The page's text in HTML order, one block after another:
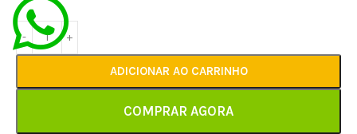
ADICIONAR AO CARRINHO
COMPRAR AGORA